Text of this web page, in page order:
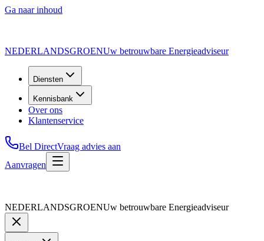
Ga naar inhoud
NEDERLANDSGROENUw betrouwbare Energieadviseur
Diensten
Kennisbank
Over ons
Klantenservice
Bel DirectVraag advies aan
Aanvragen
NEDERLANDSGROENUw betrouwbare Energieadviseur